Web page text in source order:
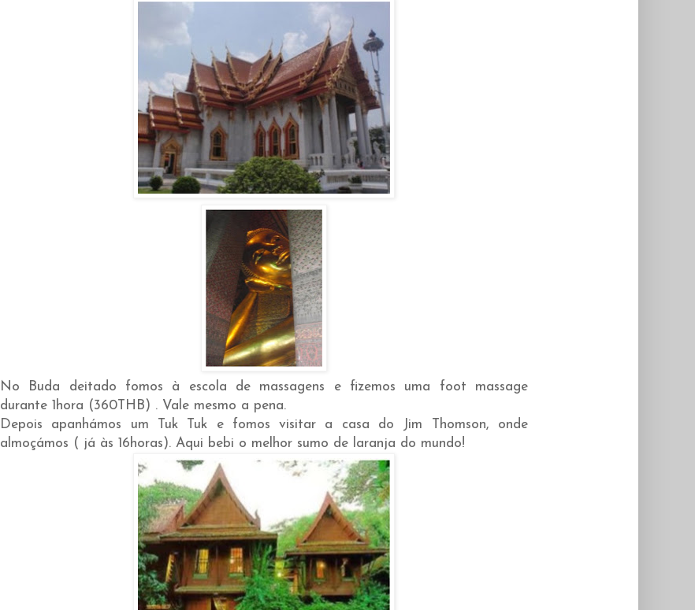
No Buda deitado fomos à escola de massagens e fizemos uma foot massage
durante 1hora (360THB) . Vale mesmo a pena.
Depois apanhámos um Tuk Tuk e fomos visitar a casa do Jim Thomson, onde
almoçámos ( já às 16horas). Aqui bebi o melhor sumo de laranja do mundo!